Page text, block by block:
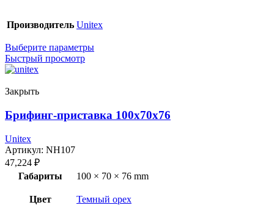
Производитель Unitex
Выберите параметры
Быстрый просмотр
Закрыть
Брифинг-приставка 100x70x76
Unitex
Артикул: NH107
47,224 ₽
Габариты
100 × 70 × 76 mm
Цвет Темный орех